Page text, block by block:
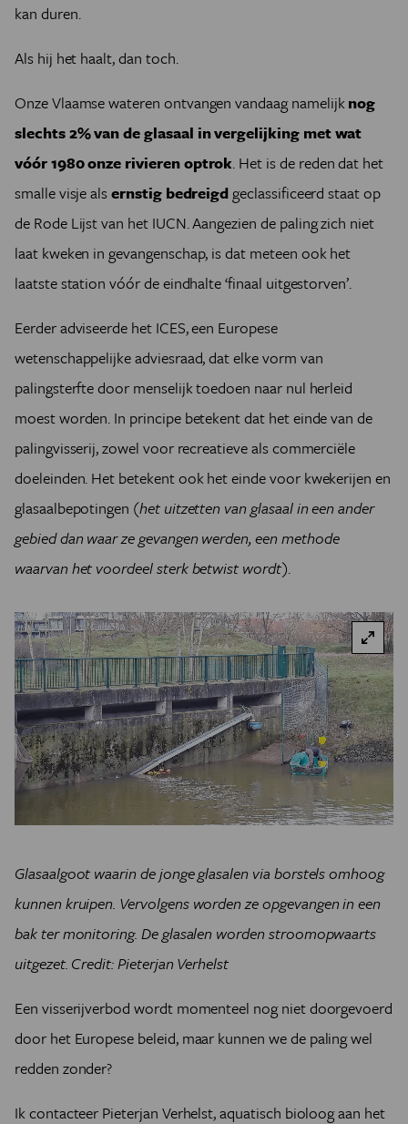
kan duren.
Als hij het haalt, dan toch.
Onze Vlaamse wateren ontvangen vandaag namelijknog
slechts 2% van de glasaal in vergelijking met wat
vóór 1980 onze rivieren optrok. Het is de reden dat het
smalle visje alsernstig bedreigd geclassificeerd staat op
de Rode Lijst van het IUCN. Aangezien de paling zich niet
laat kweken in gevangenschap, is dat meteen ook het
laatste station vóór de eindhalte ‘finaal uitgestorven’.
Eerder adviseerde het ICES, een Europese
wetenschappelijke adviesraad, dat elke vorm van
palingsterfte door menselijk toedoen naar nul herleid
moest worden. In principe betekent dat het einde van de
palingvisserij, zowel voor recreatieve als commerciële
doeleinden. Het betekent ook het einde voor kwekerijen en
glasaalbepotingen (het uitzetten van glasaal in een ander
gebied dan waar ze gevangen werden, een methode
waarvan het voordeel sterk betwist wordt).
Glasaalgoot waarin de jonge glasalen via borstels omhoog
kunnen kruipen. Vervolgens worden ze opgevangen in een
bak ter monitoring. De glasalen worden stroomopwaarts
uitgezet. Credit: Pieterjan Verhelst
Een visserijverbod wordt momenteel nog niet doorgevoerd
door het Europese beleid, maar kunnen we de paling wel
redden zonder?
Ik contacteer Pieterjan Verhelst, aquatisch bioloog aan het